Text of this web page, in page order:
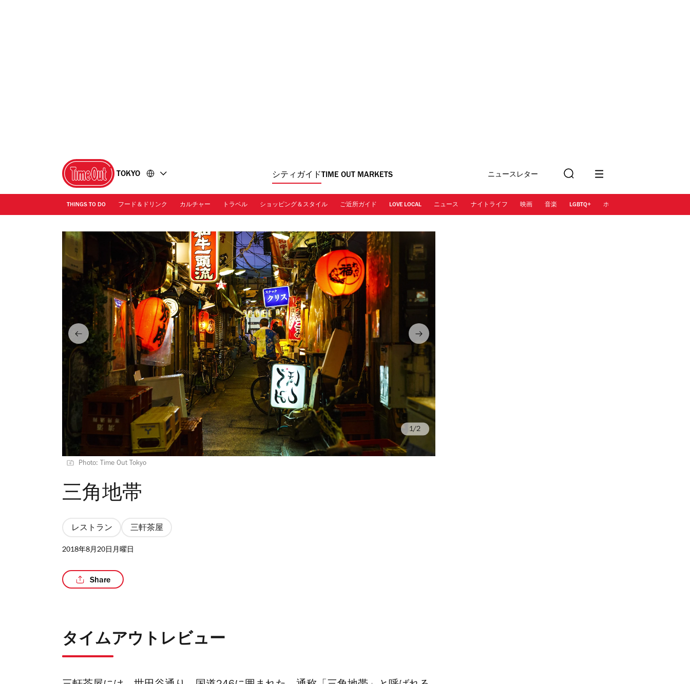
TOKYO シティガイド TIME OUT MARKETS ニュースレター
に登録
索
THINGS TO DO フード＆ドリンク カルチャー トラベル ショッピング＆スタイル ご近所ガイド LOVE LOCAL ニュース ナイトライフ 映画 音楽 LGBTQ+ ホテル
Photo: Time Out Tokyo
/2
三角地帯
レストラン 三軒茶屋
2018年8月20日月曜日
Share
タイムアウトレビュー